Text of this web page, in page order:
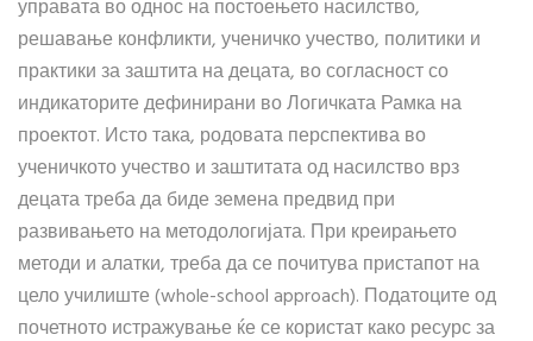
управата во однос на постоењето насилство,
решавање конфликти, ученичко учество, политики и
практики за заштита на децата, во согласност со
индикаторите дефинирани во Логичката Рамка на
проектот. Исто така, родовата перспектива во
ученичкото учество и заштитата од насилство врз
децата треба да биде земена предвид при
развивањето на методологијата. При креирањето
методи и алатки, треба да се почитува пристапот на
цело училиште (whole-school approach). Податоците од
почетното истражување ќе се користат како ресурс за